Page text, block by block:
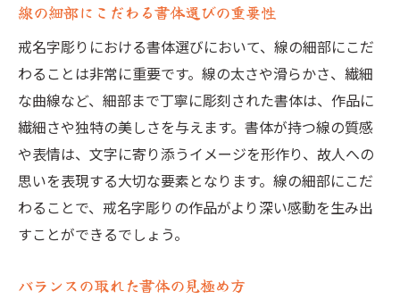
線の細部にこだわる書体選びの重要性
戒名字彫りにおける書体選びにおいて、線の細部にこだ
わることは非常に重要です。線の太さや滑らかさ、繊細
な曲線など、細部まで丁寧に彫刻された書体は、作品に
繊細さや独特の美しさを与えます。書体が持つ線の質感
や表情は、文字に寄り添うイメージを形作り、故人への
思いを表現する大切な要素となります。線の細部にこだ
わることで、戒名字彫りの作品がより深い感動を生み出
すことができるでしょう。
バランスの取れた書体の見極め方